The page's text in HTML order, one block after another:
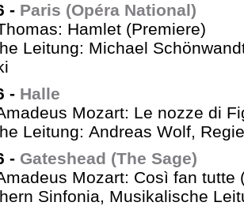
- Paris (Opéra National)
Hamlet (Premiere)
Leitung: Michael
- Halle
Mozart: Le nozze di
Leitung: Andreas Wolf,
- Gateshead (The Sage)
Mozart: Così fan tutte
Sinfonia, Musikalische